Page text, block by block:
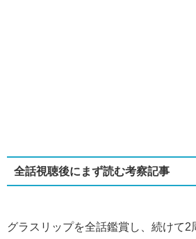
全話視聴後にまず読む考察記事
グラスリップを全話鑑賞し、続けて2